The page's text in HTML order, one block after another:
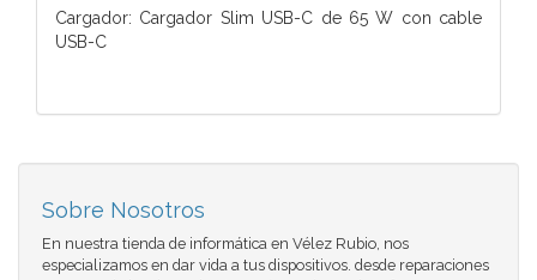
Cargador: Cargador Slim USB-C de 65 W con cable
USB-C
Sobre Nosotros
En nuestra tienda de informática en Vélez Rubio, nos
especializamos en dar vida a tus dispositivos. desde reparaciones